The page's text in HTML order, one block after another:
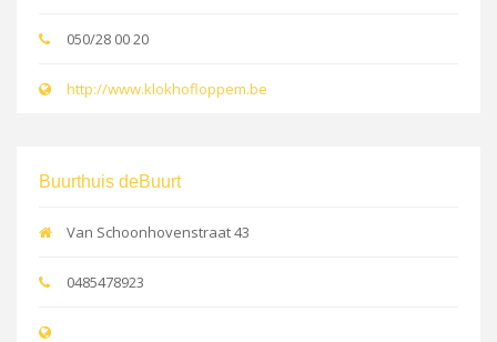
050/28 00 20
http://www.klokhofloppem.be
Buurthuis deBuurt
Van Schoonhovenstraat 43
0485478923